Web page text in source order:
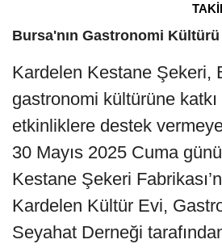
Bursa'nın Gastronomi Kültürü
Kardelen Kestane Şekeri,
gastronomi kültürüne
etkinliklere destek
30 Mayıs 2025 Cuma
Kestane Şekeri
Kardelen Kültür Evi,
Seyahat Derneği